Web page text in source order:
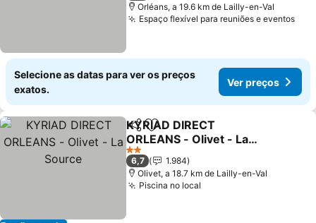
Orléans, a 19.6 km de Lailly-en-Val
Espaço flexível para reuniões e eventos
Selecione as datas para ver os preços
exatos.
Ver preços
PartilharAdicionar aos favoritos
KYRIAD DIRECT
ORLEANS - Olivet - La
Source
2 Estrelas
6,7
1.984
Olivet, a 18.7 km de Lailly-en-Val
Piscina no local